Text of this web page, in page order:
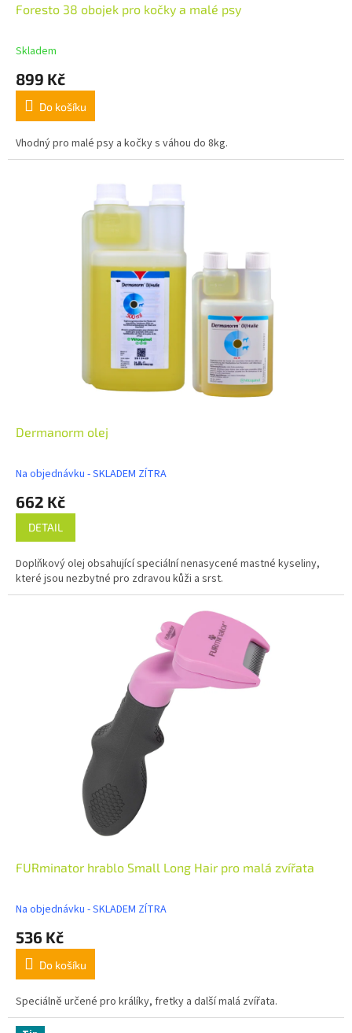
Foresto 38 obojek pro kočky a malé psy
Skladem
899 Kč
Do košíku
Vhodný pro malé psy a kočky s váhou do 8kg.
Dermanorm olej
Na objednávku - SKLADEM ZÍTRA
662 Kč
DETAIL
Doplňkový olej obsahující speciální nenasycené mastné kyseliny,
které jsou nezbytné pro zdravou kůži a srst.
FURminator hrablo Small Long Hair pro malá zvířata
Na objednávku - SKLADEM ZÍTRA
536 Kč
Do košíku
Speciálně určené pro králíky, fretky a další malá zvířata.